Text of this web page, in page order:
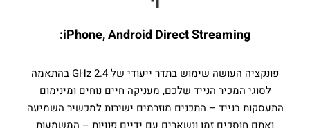
iPhone, Android Direct Streaming:
פונקציה העושה שימוש בתדר ייעודי של 2.4 GHz בהתאמה
לסוגי המכיר הנייד שלכם, מעניקה חיים נוחים ומינימום
התעסקות בנייד – התכנים מוזרמים ישירות למכשיר השמיעה